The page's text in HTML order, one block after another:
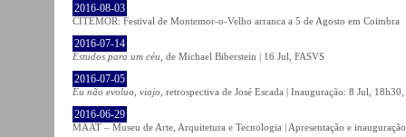
2016-08-03
CITEMOR: Festival de Montemor-o-Velho arranca a 5 de Agosto em Coimbra
2016-07-14
Estudos para um céu , de Michael Biberstein | 16 Jul, FASVS
2016-07-05
Eu não evoluo, viajo , retrospectiva de José Escada | Inauguração: 8 Jul,
2016-06-29
MAAT – Museu de Arte, Arquitetura e Tecnologia | Apresentação e